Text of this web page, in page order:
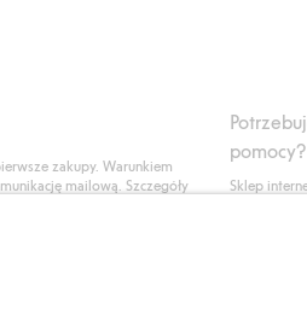
zakupy. Warunkiem
mailową. Szczegóły
pomocy?
Sklep